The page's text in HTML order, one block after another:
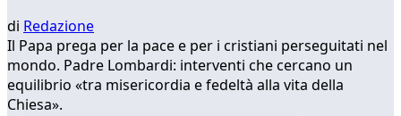
di Redazione
Il Papa prega per la pace e per i cristiani perseguitati nel
mondo. Padre Lombardi: interventi che cercano un
equilibrio «tra misericordia e fedeltà alla vita della
Chiesa».